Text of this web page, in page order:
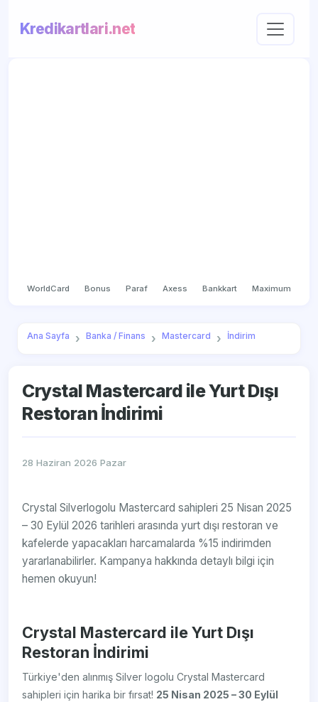
Kredikartlari.net
WorldCard Bonus Paraf Axess Bankkart Maximum
Ana Sayfa Banka / Finans Mastercard İndirim
Crystal Mastercard ile Yurt Dışı
Restoran İndirimi
28 Haziran 2026 Pazar
Crystal Silverlogolu Mastercard sahipleri 25 Nisan 2025
– 30 Eylül 2026 tarihleri arasında yurt dışı restoran ve
kafelerde yapacakları harcamalarda %15 indirimden
yararlanabilirler. Kampanya hakkında detaylı bilgi için
hemen okuyun!
Crystal Mastercard ile Yurt Dışı
Restoran İndirimi
Türkiye'den alınmış Silver logolu Crystal Mastercard
sahipleri için harika bir fırsat! 25 Nisan 2025 – 30 Eylül